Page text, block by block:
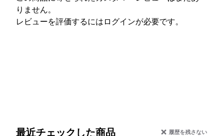
りません。
レビューを評価するには ログインが必要です。
最近チェックした商品 履歴を残さない